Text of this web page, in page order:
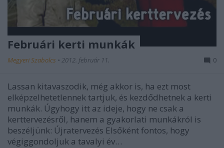
Februári kerti munkák
Megyeri Szabolcs • 2012. február 11. 0
Lassan kitavaszodik, még akkor is, ha ezt most
elképzelhetetlennek tartjuk, és kezdődhetnek a kerti
munkák. Úgyhogy itt az ideje, hogy ne csak a
kerttervezésről, hanem a gyakorlati munkákról is
beszéljünk: Újratervezés Elsőként fontos, hogy
végiggondoljuk a tavalyi év…